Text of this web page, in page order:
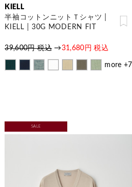
KIELL
半袖コットンニットＴシャツ |
KIELL | 30G MODERN FIT
39,600円 税込→31,680円 税込
more +7
SALE